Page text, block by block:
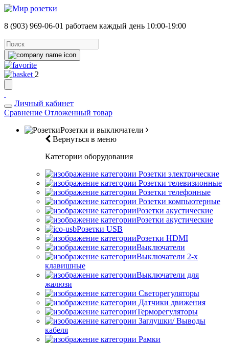
8 (903) 969-06-01 работаем каждый день 10:00-19:00
2
Личный кабинет
Сравнение Отложенный товар
Розетки и выключатели
Вернуться в меню
Категории оборудования
Розетки электрические
Розетки телевизионные
Розетки телефонные
Розетки компьютерные
Розетки акустические
Розетки акустические
Розетки USB
Розетки HDMI
Выключатели
Выключатели 2-х
клавишные
Выключатели для
жалюзи
Светорегуляторы
Датчики движения
Терморегуляторы
Заглушки/ Выводы
кабеля
Рамки